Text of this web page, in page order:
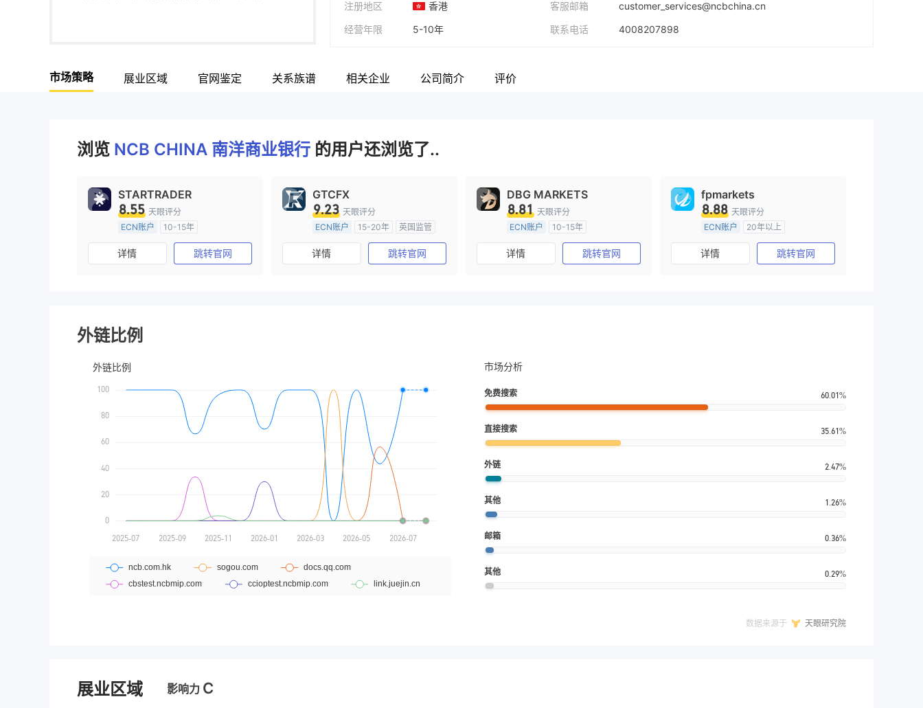
9
8
9
注册地区
香港
经营年限
5-10年
客服邮箱
customer_services@ncbchina.cn
联系电话
4008207898
市场策略 展业区域 官网鉴定 关系族谱 相关企业 公司简介 评价
浏览 NCB CHINA 南洋商业银行 的用户还浏览了..
STARTRADER
8.55 天眼评分
ECN账户
10-15年
澳大利亚监管
全牌照 (MM)
主标MT4
详情 跳转官网
GTCFX
9.23 天眼评分
ECN账户
15-20年
英国监管
全牌照 (MM)
主标MT4
详情 跳转官网
DBG MARKETS
8.81 天眼评分
ECN账户
10-15年
澳大利亚监管
全牌照 (MM)
主标MT4
详情 跳转官网
fpmarkets
8.88 天眼评分
ECN账户
20年以上
澳大利亚监管
全牌照 (MM)
主标MT4
详情 跳转官网
外链比例
市场分析
免费搜索 60.01%
直接搜索 35.61%
外链 2.47%
其他 1.26%
邮箱 0.36%
其他 0.29%
数据来源于 天眼研究院
展业区域 影响力 C